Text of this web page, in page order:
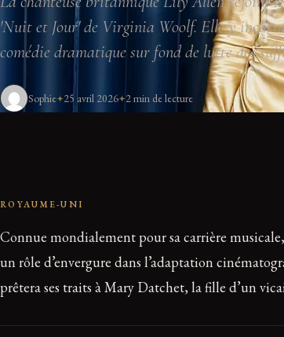
'Nuit et Jour' de Virginia Woolf. Elle y
comédie dramatique sur fond de lutte des
Sophie 25 avril 2026 2 min de lecture
ROYAUME-UNI
Connue mondialement pour sa carrière
un rôle d’envergure dans l’adaptation
prêtera ses traits à Mary Datchet, la fille d’un